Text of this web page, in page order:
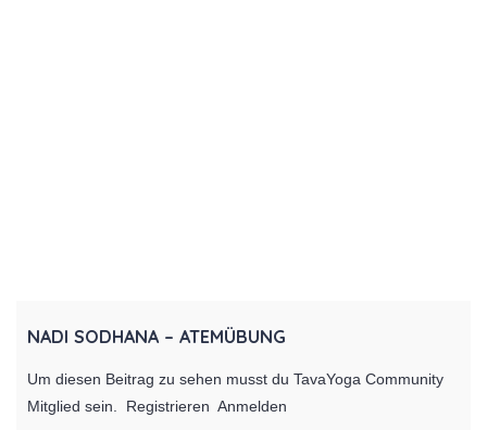
NADI SODHANA – ATEMÜBUNG
Um diesen Beitrag zu sehen musst du TavaYoga Community
Mitglied sein. Registrieren Anmelden